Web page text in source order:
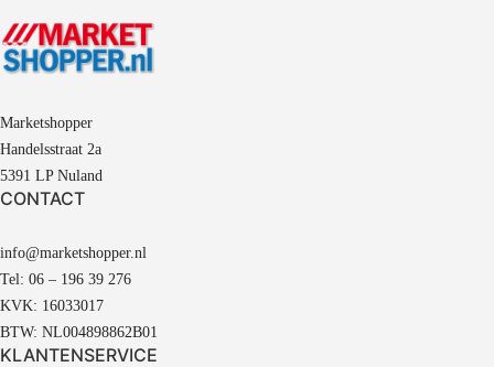
Marketshopper
Handelsstraat 2a
5391 LP Nuland
CONTACT
info@marketshopper.nl
Tel: 06 – 196 39 276
KVK: 16033017
BTW: NL004898862B01
KLANTENSERVICE